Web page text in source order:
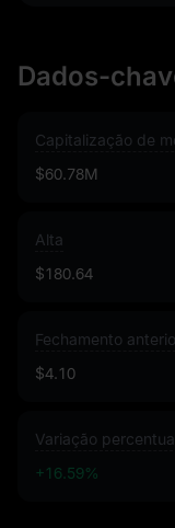
Dados-
Capitalização de
$60.78M
Alta
$180.64
Fechamento
$4.10
Variação
+16.59%